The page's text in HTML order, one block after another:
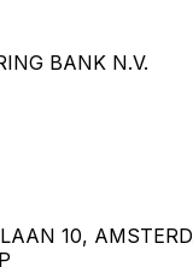
BANK N.V.
10,